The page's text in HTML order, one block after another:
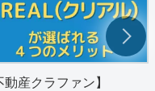
動産クラファン】